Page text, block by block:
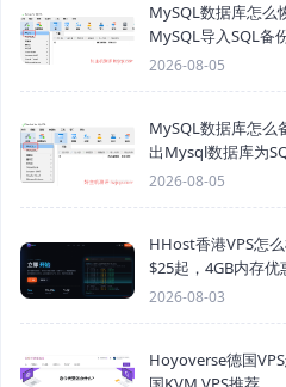
MySQL数据库怎
MySQL导入SQL备
2026-08-05
MySQL数据库怎么
出Mysql数据库为
2026-08-05
HHost香港VPS怎
$25起，4GB内存优
2026-08-03
Hoyoverse德国